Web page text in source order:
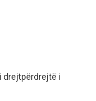
drejtpërdrejtë i